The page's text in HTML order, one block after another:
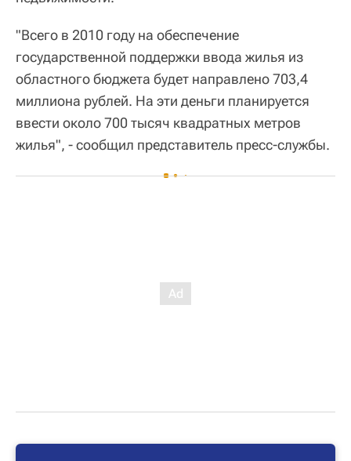
"Всего в 2010 году на обеспечение
государственной поддержки ввода жилья из
областного бюджета будет направлено 703,4
миллиона рублей. На эти деньги планируется
ввести около 700 тысяч квадратных метров
жилья", - сообщил представитель пресс-службы.